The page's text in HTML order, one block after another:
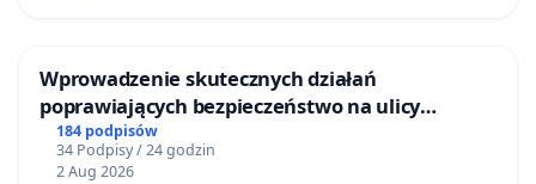
Wprowadzenie skutecznych działań
poprawiających bezpieczeństwo na ulicy
Żeromskiego w Otwocku
184 podpisów
34 Podpisy / 24 godzin
2 Aug 2026